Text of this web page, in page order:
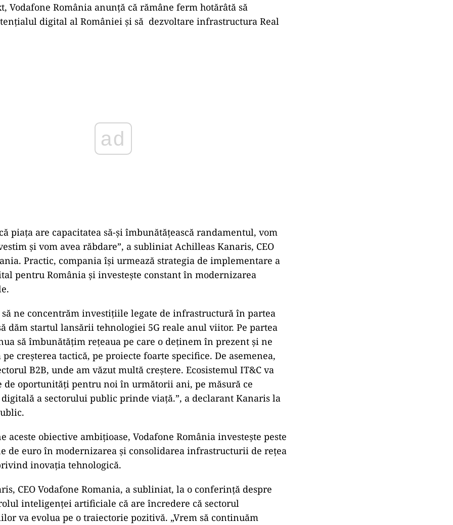
Vodafone România anunță că rămâne ferm hotărâtă să
digital al României și să dezvoltare infrastructura Real
ad
piața are capacitatea să-și îmbunătățească randamentul, vom
și vom avea răbdare”, a subliniat Achilleas Kanaris, CEO
Practic, compania își urmează strategia de implementare a
pentru România și investește constant în modernizarea
să ne concentrăm investițiile legate de infrastructură în partea
dăm startul lansării tehnologiei 5G reale anul viitor. Pe partea
să îmbunătățim rețeaua pe care o deținem în prezent și ne
creșterea tactică, pe proiecte foarte specifice. De asemenea,
B2B, unde am văzut multă creștere. Ecosistemul IT&C va
de oportunități pentru noi în următorii ani, pe măsură ce
a sectorului public prinde viață.”, a declarant Kanaris la
aceste obiective ambițioase, Vodafone România investește peste
de euro în modernizarea și consolidarea infrastructurii de rețea
inovația tehnologică.
CEO Vodafone Romania, a subliniat, la o conferință despre
inteligenței artificiale că are încredere că sectorul
va evolua pe o traiectorie pozitivă. „Vrem să continuăm